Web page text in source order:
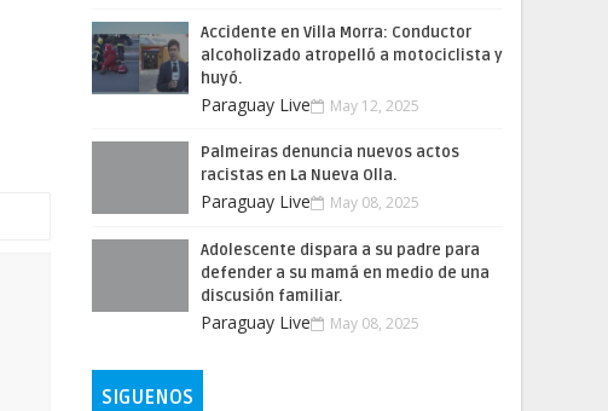
Accidente en Villa Morra: Conductor
alcoholizado atropelló a motociclista y
huyó.
Paraguay Live May 12, 2025
Palmeiras denuncia nuevos actos
racistas en La Nueva Olla.
Paraguay Live May 08, 2025
Adolescente dispara a su padre para
defender a su mamá en medio de una
discusión familiar.
Paraguay Live May 08, 2025
SIGUENOS